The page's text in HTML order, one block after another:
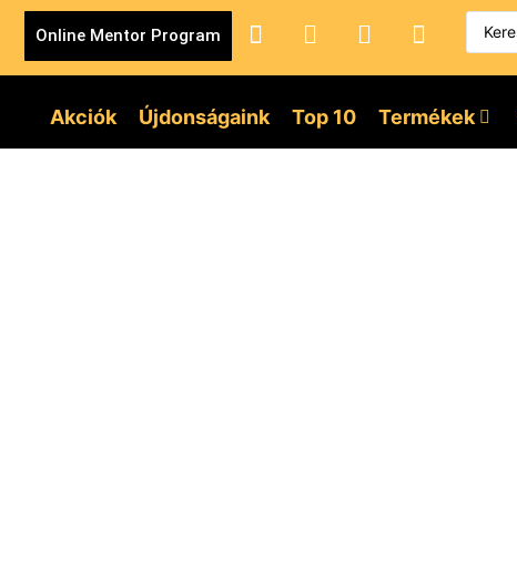
Online Mentor Program
Akciók Újdonságaink Top 10 Termékek